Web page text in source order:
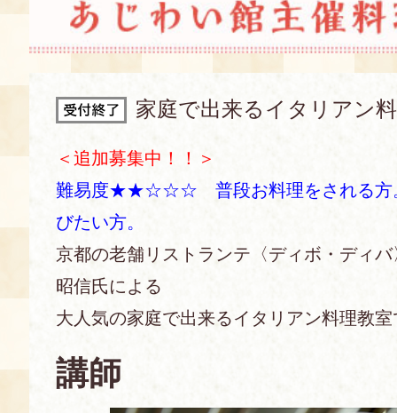
EN 中文
当館について
あじわい館とは
京の食文化について
アクセス
料理教室
募集中の教室
家庭で出来るイタリアン
＜追加募集中！！＞
難易度★★☆☆☆ 普段お料理をされる方
びたい方。
京都の老舗リストランテ〈ディボ・ディ
昭信氏による
大人気の家庭で出来るイタリアン料理教
講師